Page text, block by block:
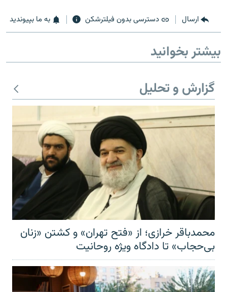
ارسال دسترسی بدون فیلترشکن به ما بپیوندید
بیشتر بخوانید
گزارش و تحلیل
محمدباقر خرازی؛ از «فتح تهران» و کشتن «زنان
بی‌حجاب» تا دادگاه ویژه روحانیت